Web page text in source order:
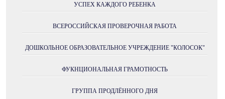
УСПЕХ КАЖДОГО РЕБЕНКА
ВСЕРОССИЙСКАЯ ПРОВЕРОЧНАЯ РАБОТА
ДОШКОЛЬНОЕ ОБРАЗОВАТЕЛЬНОЕ УЧРЕЖДЕНИЕ "КОЛОСОК"
ФУКНЦИОНАЛЬНАЯ ГРАМОТНОСТЬ
ГРУППА ПРОДЛЁННОГО ДНЯ